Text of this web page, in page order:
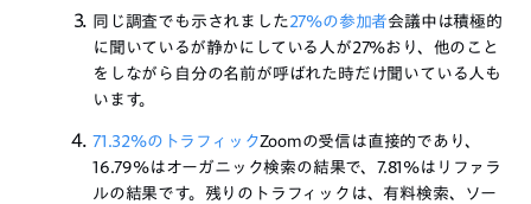
同じ調査でも示されました27%の参加者会議中は積極的
に聞いているが静かにしている人が27%おり、他のこと
をしながら自分の名前が呼ばれた時だけ聞いている人も
います。
71.32%のトラフィックZoomの受信は直接的であり、
16.79%はオーガニック検索の結果で、7.81%はリファラ
ルの結果です。残りのトラフィックは、有料検索、ソー